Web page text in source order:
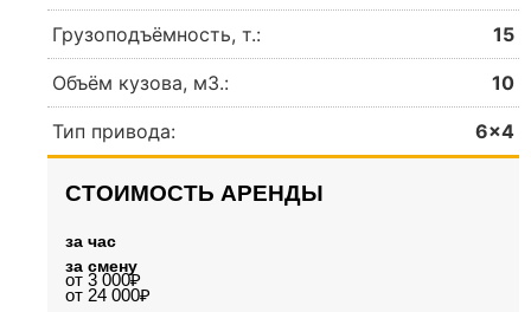
Грузоподъёмность, т.: 15
Объём кузова, м3.: 10
Тип привода: 6×4
СТОИМОСТЬ АРЕНДЫ
за час
за смену
от 3 000₽
от 24 000₽